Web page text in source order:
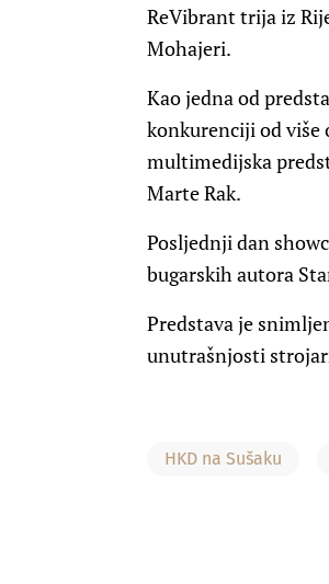
ReVibrant trija iz
Mohajeri.
Kao jedna od
konkurenciji od više
multimedijska
Marte Rak.
Posljednji dan
bugarskih autora
Predstava je
unutrašnjosti
HKD na Sušaku